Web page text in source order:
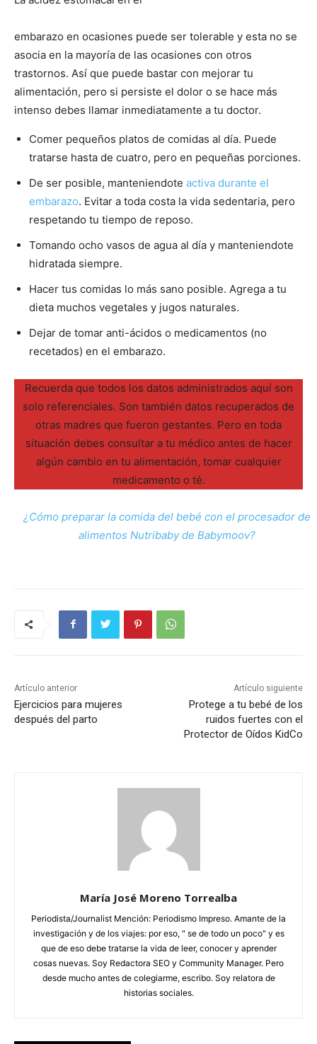
embarazo en ocasiones puede ser tolerable y esta no se
asocia en la mayoría de las ocasiones con otros
trastornos. Así que puede bastar con mejorar tu
alimentación, pero si persiste el dolor o se hace más
intenso debes llamar inmediatamente a tu doctor.
Comer pequeños platos de comidas al día. Puede
tratarse hasta de cuatro, pero en pequeñas porciones.
De ser posible, manteniendote activa durante el
embarazo. Evitar a toda costa la vida sedentaria, pero
respetando tu tiempo de reposo.
Tomando ocho vasos de agua al día y manteniendote
hidratada siempre.
Hacer tus comidas lo más sano posible. Agrega a tu
dieta muchos vegetales y jugos naturales.
Dejar de tomar anti-ácidos o medicamentos (no
recetados) en el embarazo.
Recuerda que todos los datos administrados aquí son
solo referenciales. Son también datos recuperados de
otras madres que fueron gestantes. Pero en toda
situación debes consultar a tu médico antes de hacer
algún cambio en tu alimentación, tomar cualquier
medicamento o té.
¿Cómo preparar la comida del bebé con el procesador de
alimentos Nutribaby de Babymoov?
Artículo anterior
Ejercicios para mujeres
después del parto
Artículo siguiente
Protege a tu bebé de los
ruidos fuertes con el
Protector de Oídos KidCo
María José Moreno Torrealba
Periodista/Journalist Mención: Periodismo Impreso. Amante de la
investigación y de los viajes: por eso, " se de todo un poco" y es
que de eso debe tratarse la vida de leer, conocer y aprender
cosas nuevas. Soy Redactora SEO y Community Manager. Pero
desde mucho antes de colegiarme, escribo. Soy relatora de
historias sociales.